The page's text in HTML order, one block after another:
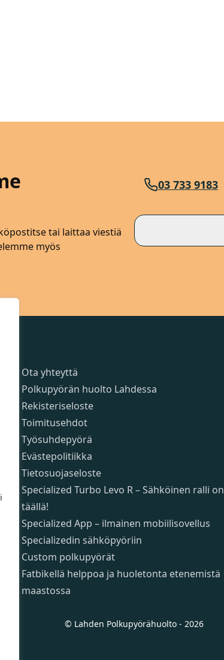
tai laittaa viestiä
myös
03 733 9183
SivutOta yhteyttä
Polkupyörän huolto Lahdessa
Rekisteriseloste
Toimitusehdot
Työsuhdepyörä
Evästepolitiikka
Tietosuojaseloste
Specialized Turbo Levo R – Sähköinen ralli on
täällä!
Specialized App – ilmainen mobiilisovellus
Specializedin sähköpyöriin
Custom polkupyörät
Fatbikellä helppoa ja huoletonta etenemistä
maastossa
© Lahden Polkupyörähuolto - 2026